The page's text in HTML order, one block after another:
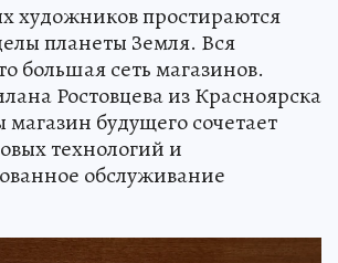
художников простираются
планеты Земля. Вся
большая сеть магазинов.
Ростовцева из Красноярска
магазин будущего сочетает
технологий и
обслуживание